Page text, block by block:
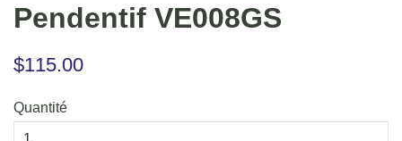
Pendentif VE008GS
Prix
$115.00
Quantité